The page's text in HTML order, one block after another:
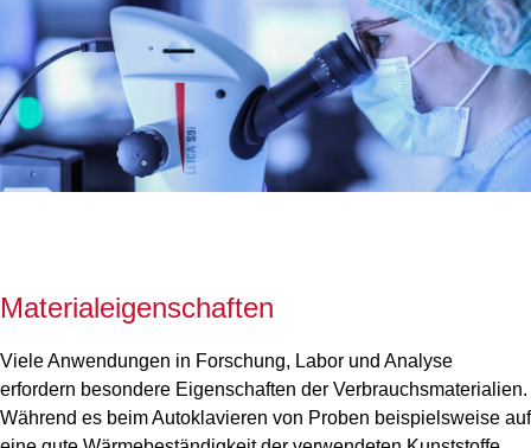
Materialeigenschaften
Viele Anwendungen in Forschung, Labor und Analyse
erfordern besondere Eigenschaften der Verbrauchsmaterialien.
Während es beim Autoklavieren von Proben beispielsweise auf